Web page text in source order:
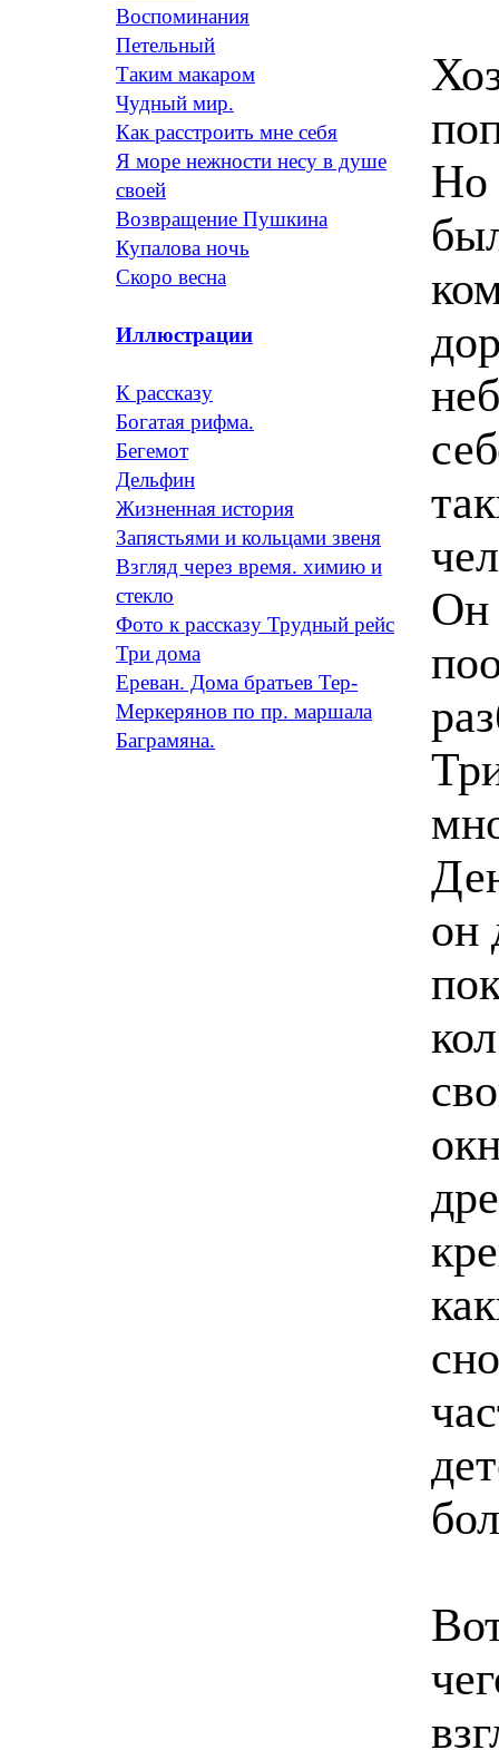
Воспоминания
Петельный
Таким макаром
Чудный мир.
Как расстроить мне себя
Я море нежности несу в душе
своей
Возвращение Пушкина
Купалова ночь
Скоро весна
Иллюстрации
К рассказу
Богатая рифма.
Бегемот
Дельфин
Жизненная история
Запястьями и кольцами звеня
Взгляд через время. химию и
стекло
Фото к рассказу Трудный рейс
Три дома
Ереван. Дома братьев Тер-
Меркерянов по пр. маршала
Баграмяна.
Но
Он
он